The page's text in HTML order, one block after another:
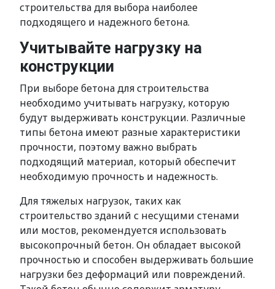
строительства для выбора наиболее
подходящего и надежного бетона.
Учитывайте нагрузку на
конструкции
При выборе бетона для строительства
необходимо учитывать нагрузку, которую
будут выдерживать конструкции. Различные
типы бетона имеют разные характеристики
прочности, поэтому важно выбрать
подходящий материал, который обеспечит
необходимую прочность и надежность.
Для тяжелых нагрузок, таких как
строительство зданий с несущими стенами
или мостов, рекомендуется использовать
высокопрочный бетон. Он обладает высокой
прочностью и способен выдерживать большие
нагрузки без деформаций или повреждений.